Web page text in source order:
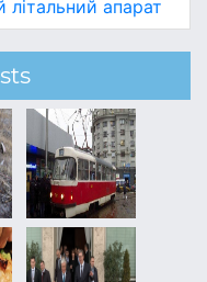
літальний апарат